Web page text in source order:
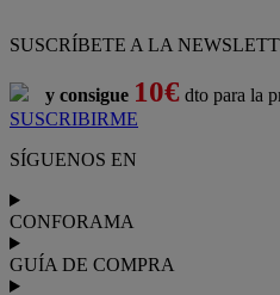
SUSCRÍBETE A LA
y consigue 10€ dto para la
SUSCRIBIRME
SÍGUENOS EN
CONFORAMA
GUÍA DE COMPRA